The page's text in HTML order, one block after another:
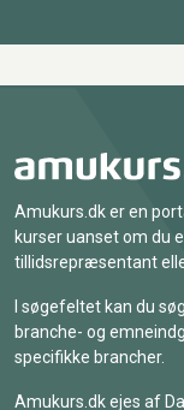
Amukurs.dk er en
kurser uanset om du
tillidsrepræsentant
I søgefeltet kan du
branche- og
specifikke brancher.
Amukurs.dk ejes af